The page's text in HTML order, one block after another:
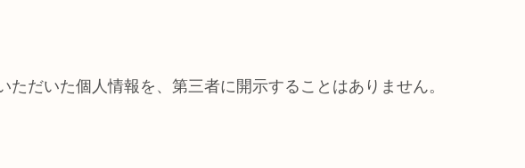
ただいた個人情報を、第三者に開示することはありません。